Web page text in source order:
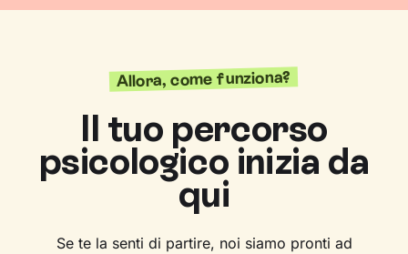
Allora, come funziona?
Il tuo percorso
psicologico inizia da
qui
Se te la senti di partire, noi siamo pronti ad